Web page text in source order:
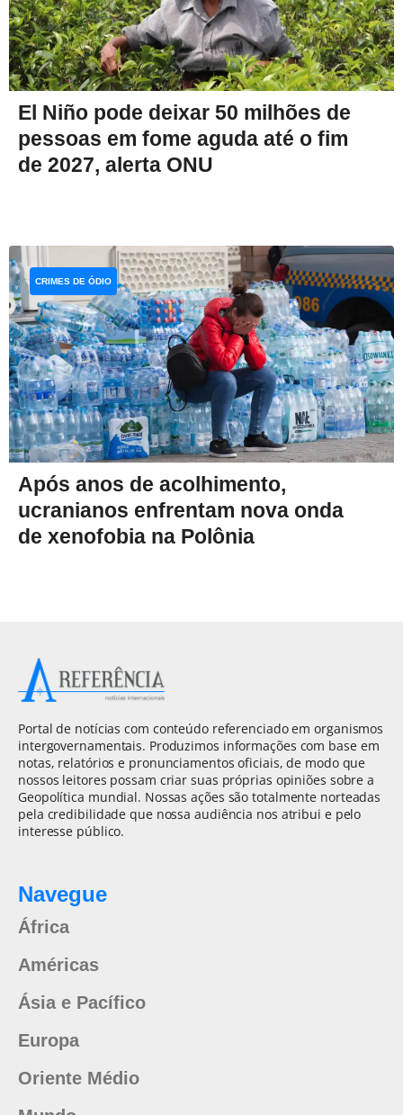
El Niño pode deixar 50 milhões de
pessoas em fome aguda até o fim
de 2027, alerta ONU
Após anos de acolhimento,
ucranianos enfrentam nova onda
de xenofobia na Polônia
CRIMES DE ÓDIO
Portal de notícias com conteúdo referenciado em organismos
intergovernamentais. Produzimos informações com base em
notas, relatórios e pronunciamentos oficiais, de modo que
nossos leitores possam criar suas próprias opiniões sobre a
Geopolítica mundial. Nossas ações são totalmente norteadas
pela credibilidade que nossa audiência nos atribui e pelo
interesse público.
Navegue
África
Américas
Ásia e Pacífico
Europa
Oriente Médio